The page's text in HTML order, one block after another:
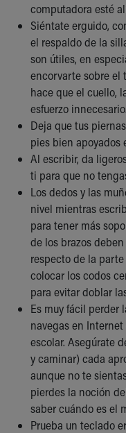
computadora esté
Siéntate erguido,
el respaldo de la
son útiles, en
encorvarte sobre el
hace que el cuello,
esfuerzo innecesario.
Deja que tus
pies bien apoyados
Al escribir, da
ti para que no
Los dedos y las
nivel mientras
para tener más
de los brazos
respecto de la
colocar los codos
para evitar doblar
Es muy fácil perder
navegas en
escolar. Asegúrate
y caminar) cada
aunque no te
pierdes la noción
saber cuándo es el
Prueba un teclado